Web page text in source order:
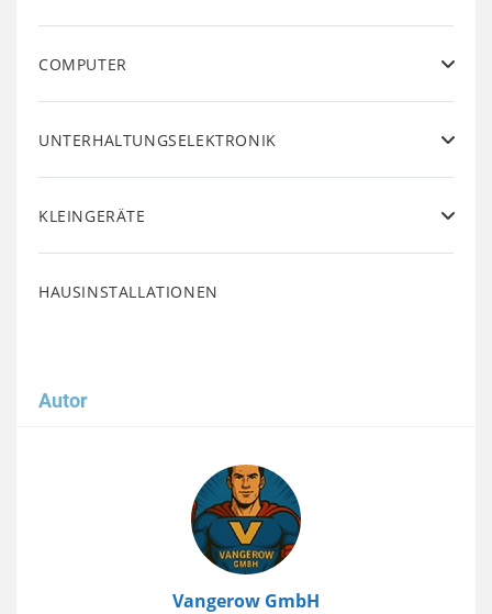
COMPUTER
UNTERHALTUNGSELEKTRONIK
KLEINGERÄTE
HAUSINSTALLATIONEN
Autor
Vangerow GmbH